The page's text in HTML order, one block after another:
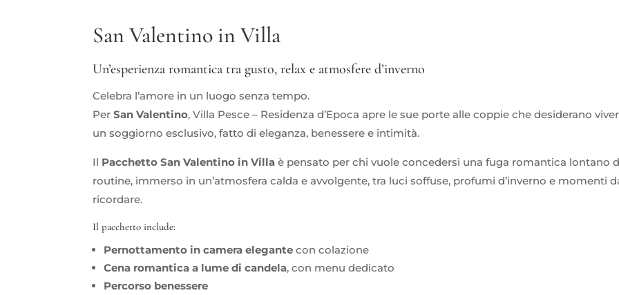
San Valentino in Villa
Un’esperienza romantica tra gusto, relax e atmosfere d’inverno
Celebra l’amore in un luogo senza tempo.
PerSan Valentino, Villa Pesce – Residenza d’Epoca apre le sue porte alle coppie che desiderano
un soggiorno esclusivo, fatto di eleganza, benessere e intimità.
Il Pacchetto San Valentino in Villa è pensato per chi vuole concedersi una fuga romantica lontano
routine, immerso in un’atmosfera calda e avvolgente, tra luci soffuse, profumi d’inverno e momenti
ricordare.
Il pacchetto include:
Pernottamento in camera elegante con colazione
Cena romantica a lume di candela, con menu dedicato
Percorso benessere